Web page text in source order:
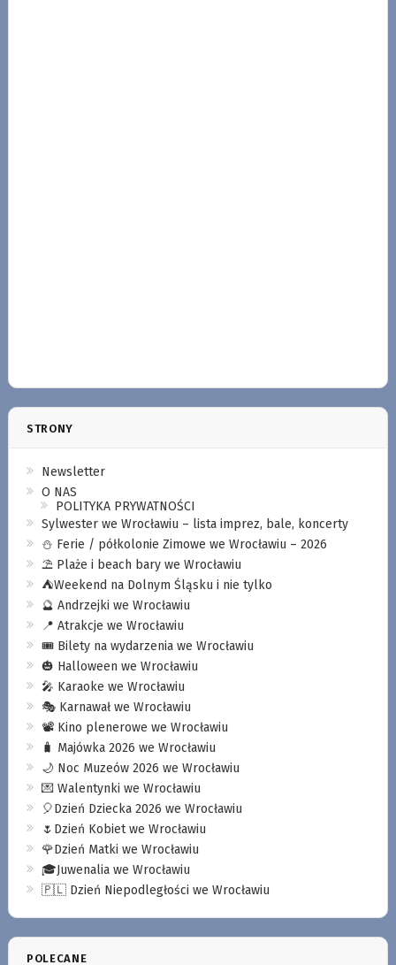
STRONY
Newsletter
O NAS
POLITYKA PRYWATNOŚCI
Sylwester we Wrocławiu – lista imprez, bale, koncerty
⛄️ Ferie / półkolonie Zimowe we Wrocławiu – 2026
⛱️ Plaże i beach bary we Wrocławiu
⛺️Weekend na Dolnym Śląsku i nie tylko
🔮 Andrzejki we Wrocławiu
📍 Atrakcje we Wrocławiu
🎟️ Bilety na wydarzenia we Wrocławiu
🎃 Halloween we Wrocławiu
🎤 Karaoke we Wrocławiu
🎭 Karnawał we Wrocławiu
📽️ Kino plenerowe we Wrocławiu
🧳 Majówka 2026 we Wrocławiu
🌙 Noc Muzeów 2026 we Wrocławiu
💌 Walentynki we Wrocławiu
🎈Dzień Dziecka 2026 we Wrocławiu
🌷Dzień Kobiet we Wrocławiu
🌹Dzień Matki we Wrocławiu
🎓Juwenalia we Wrocławiu
🇵🇱 Dzień Niepodległości we Wrocławiu
POLECANE